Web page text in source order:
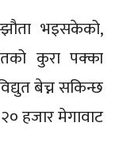
भइसकेको,
कुरा पक्का
बेच्न सकिन्छ
हजार मेगावाट